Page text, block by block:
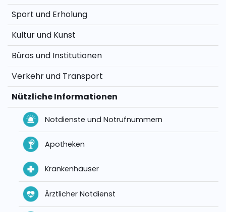
Sport und Erholung
Kultur und Kunst
Büros und Institutionen
Verkehr und Transport
Nützliche Informationen
Notdienste und Notrufnummern
Apotheken
Krankenhäuser
Ärztlicher Notdienst